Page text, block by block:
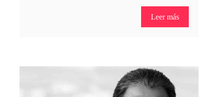
Leer más